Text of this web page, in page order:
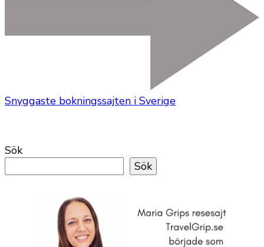
Snyggaste bokningssajten i Sverige
Sök
Sök